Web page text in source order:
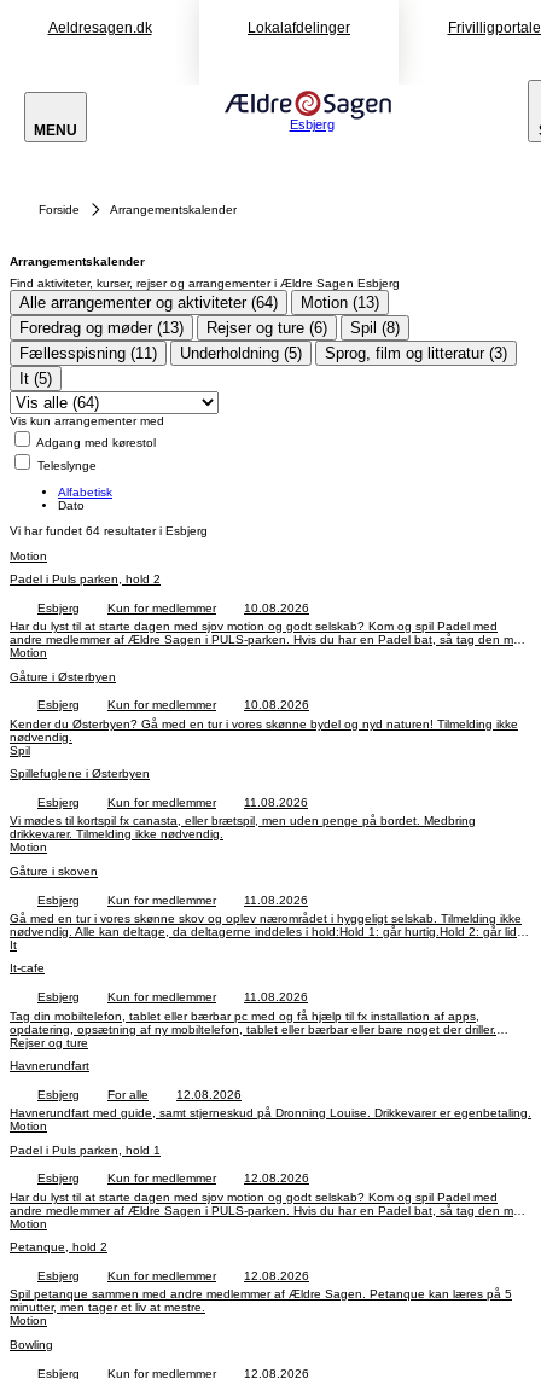
Aeldresagen.dk Lokalafdelinger
MENU Esbjerg
Forside Arrangementskalender
Arrangementskalender
Find aktiviteter, kurser, rejser og arrangementer i Ældre Sagen Esbjerg
Alle arrangementer og aktiviteter (64)
Motion (13)
Foredrag og møder (13)
Rejser og ture (6)
Spil (8)
Fællesspisning (11)
Underholdning (5)
Sprog, film og litteratur (3)
It (5)
Vis kun arrangementer med
Adgang med kørestol
Teleslynge
Alfabetisk
Dato
Vi har fundet 64 resultater i Esbjerg
Motion
Padel i Puls parken, hold 2
Esbjerg Kun for medlemmer
10.08.2026
Har du lyst til at starte dagen med sjov motion og godt selskab? Kom og spil Padel med
andre medlemmer af Ældre Sagen i PULS-parken. Hvis du har en Padel bat, så tag den med
– ellers kan du låne en. Tilmelding ikke nødvendig.Pris: 20 kr. pr. gang.
Motion
Gåture i Østerbyen
Esbjerg Kun for medlemmer
10.08.2026
Kender du Østerbyen? Gå med en tur i vores skønne bydel og nyd naturen! Tilmelding ikke
nødvendig.
Spil
Spillefuglene i Østerbyen
Esbjerg Kun for medlemmer
11.08.2026
Vi mødes til kortspil fx canasta, eller brætspil, men uden penge på bordet. Medbring
drikkevarer. Tilmelding ikke nødvendig.
Motion
Gåture i skoven
Esbjerg Kun for medlemmer
11.08.2026
Gå med en tur i vores skønne skov og oplev nærområdet i hyggeligt selskab. Tilmelding ikke
nødvendig. Alle kan deltage, da deltagerne inddeles i hold:Hold 1: går hurtig.Hold 2: går lidt
langsommere.
It
It-cafe
Esbjerg Kun for medlemmer
11.08.2026
Tag din mobiltelefon, tablet eller bærbar pc med og få hjælp til fx installation af apps,
opdatering, opsætning af ny mobiltelefon, tablet eller bærbar eller bare noget der driller.
Tilmelding ikke nødvendig.
Rejser og ture
Havnerundfart
Esbjerg For alle
12.08.2026
Havnerundfart med guide, samt stjerneskud på Dronning Louise. Drikkevarer er egenbetaling.
Motion
Padel i Puls parken, hold 1
Esbjerg Kun for medlemmer
12.08.2026
Har du lyst til at starte dagen med sjov motion og godt selskab? Kom og spil Padel med
andre medlemmer af Ældre Sagen i PULS-parken. Hvis du har en Padel bat, så tag den med
– ellers kan du låne en. Tilmelding ikke nødvendig.Pris: 20 kr. pr. gang.
Motion
Petanque, hold 2
Esbjerg Kun for medlemmer
12.08.2026
Spil petanque sammen med andre medlemmer af Ældre Sagen. Petanque kan læres på 5
minutter, men tager et liv at mestre.
Motion
Bowling
Esbjerg Kun for medlemmer
12.08.2026